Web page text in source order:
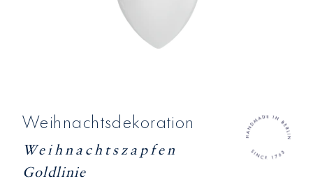
Weihnachtsdekoration
Weihnachtszapfen
Goldlinie